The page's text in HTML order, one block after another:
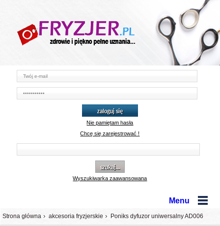
zaloguj się
Nie pamiętam hasła
Chcę się zarejestrować !
szukaj...
Wyszukiwarka zaawansowana
Menu
Strona główna akcesoria fryzjerskie Poniks dyfuzor uniwersalny AD006